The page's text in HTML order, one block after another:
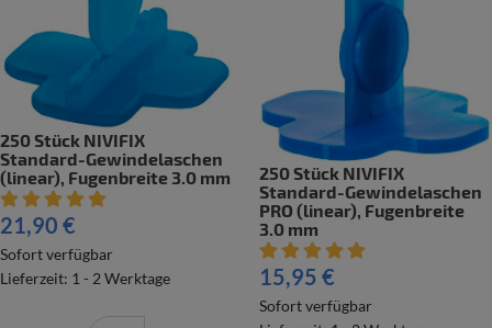
250 Stück NIVIFIX
Standard-Gewindelaschen
(linear), Fugenbreite 3.0 mm
Artikelbewertung: 5 von 5 Sterne
21,90 €
Sofort verfügbar
Lieferzeit: 1 - 2 Werktage
250 Stück NIVIFIX
Standard-Gewindelaschen
PRO (linear), Fugenbreite
3.0 mm
Artikelbewertung: 5 von 5
15,95 €
Sofort verfügbar